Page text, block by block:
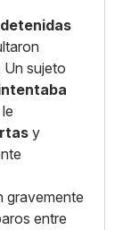
detenidas
Un sujeto
y
gravemente
entre